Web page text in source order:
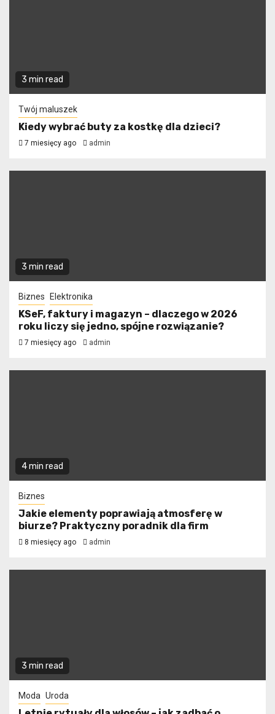
3 min read
Twój maluszek
Kiedy wybrać buty za kostkę dla dzieci?
7 miesięcy ago admin
3 min read
Biznes Elektronika
KSeF, faktury i magazyn – dlaczego w 2026
roku liczy się jedno, spójne rozwiązanie?
7 miesięcy ago admin
4 min read
Biznes
Jakie elementy poprawiają atmosferę w
biurze? Praktyczny poradnik dla firm
8 miesięcy ago admin
3 min read
Moda Uroda